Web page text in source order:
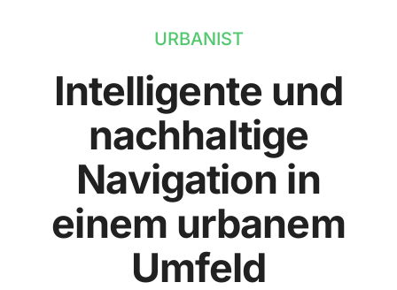
URBANIST
Intelligente und
nachhaltige
Navigation in
einem urbanem
Umfeld